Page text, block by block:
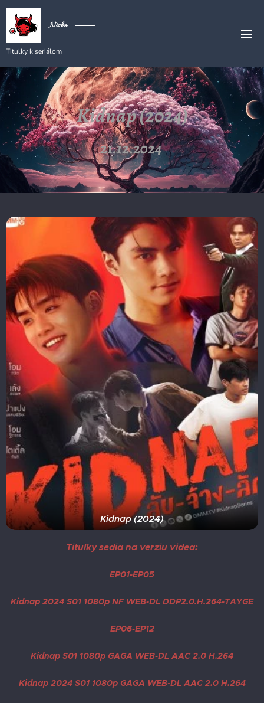
Nioba
Titulky k seriálom
Kidnap (2024)
21.12.2024
Kidnap (2024)
Titulky sedia na verziu videa:
EP01-EP05
Kidnap 2024 S01 1080p NF WEB-DL DDP2.0.H.264-TAYGE
EP06-EP12
Kidnap S01 1080p GAGA WEB-DL AAC 2.0 H.264
Kidnap 2024 S01 1080p GAGA WEB-DL AAC 2.0 H.264